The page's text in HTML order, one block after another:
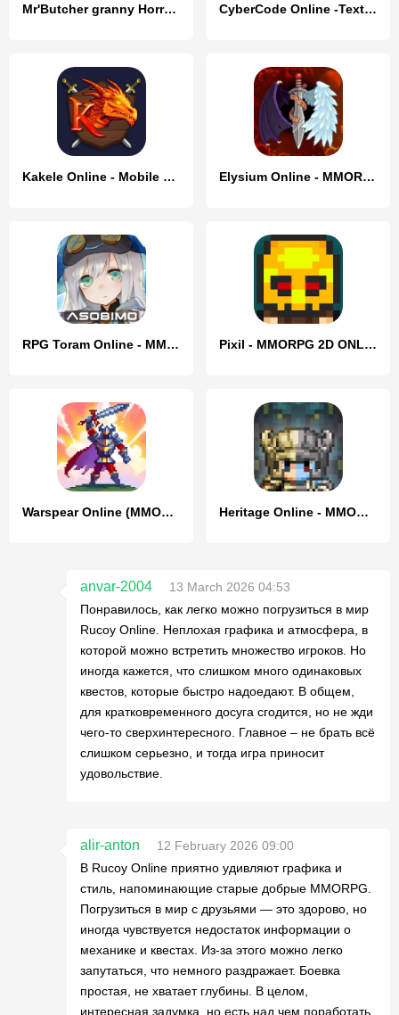
Mr'Butcher granny Horror House CyberCode Online -Text MMORPG
Kakele Online - Mobile MMORPG Elysium Online - MMORPG
RPG Toram Online - MMORPG Pixil - MMORPG 2D ONLINE RPG
Warspear Online (MMORPG, RPG) Heritage Online - MMORPG 2D
anvar-2004
13 March 2026 04:53
Понравилось, как легко можно погрузиться в мир
Rucoy Online. Неплохая графика и атмосфера, в
которой можно встретить множество игроков. Но
иногда кажется, что слишком много одинаковых
квестов, которые быстро надоедают. В общем,
для кратковременного досуга сгодится, но не жди
чего-то сверхинтересного. Главное – не брать всё
слишком серьезно, и тогда игра приносит
удовольствие.
alir-anton
12 February 2026 09:00
В Rucoy Online приятно удивляют графика и
стиль, напоминающие старые добрые MMORPG.
Погрузиться в мир с друзьями — это здорово, но
иногда чувствуется недостаток информации о
механике и квестах. Из-за этого можно легко
запутаться, что немного раздражает. Боевка
простая, не хватает глубины. В целом,
интересная задумка, но есть над чем поработать